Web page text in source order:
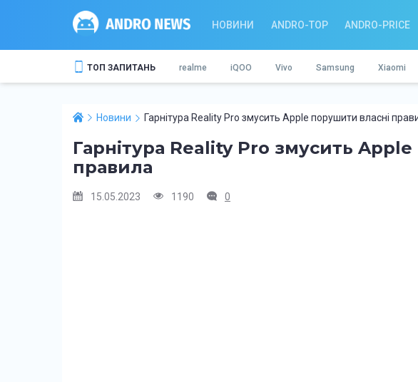
НОВИНИ ANDRO-TOP ANDRO-PRICE
ТОП ЗАПИТАНЬ realme iQOO Vivo Samsung Xiaomi
Новини Гарнітура Reality Pro змусить Apple порушити власні
Гарнітура Reality Pro змусить
правила
15.05.2023 1190 0